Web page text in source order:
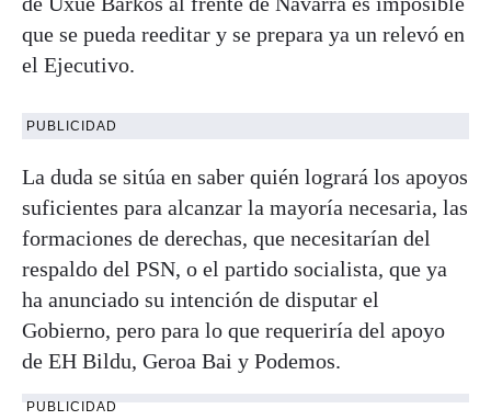
que se pueda reeditar y se prepara ya un relevó en
el Ejecutivo.
PUBLICIDAD
La duda se sitúa en saber quién logrará los apoyos
suficientes para alcanzar la mayoría necesaria, las
formaciones de derechas, que necesitarían del
respaldo del PSN, o el partido socialista, que ya
ha anunciado su intención de disputar el
Gobierno, pero para lo que requeriría del apoyo
de EH Bildu, Geroa Bai y Podemos.
PUBLICIDAD